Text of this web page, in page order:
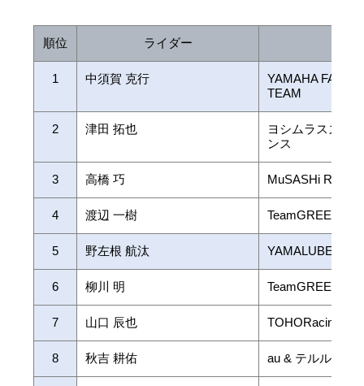
順位 ライダー
1 中須賀 克行
YAMAHA
TEAM
2 津田 拓也
ヨシムラスズキ
ンス
3 高橋 巧 MuSASHi RTハ
4 渡辺 一樹 TeamGREEN
5 野左根 航汰 YAMALUBE
6 柳川 明 TeamGREEN
7 山口 辰也
8 秋吉 耕佑 au & テルル・